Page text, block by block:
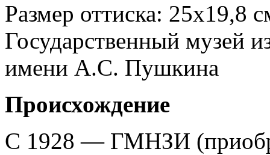
Размер оттиска: 25х19,8
Государственный музей
имени А.С. Пушкина
Происхождение
С 1928 — ГМНЗИ